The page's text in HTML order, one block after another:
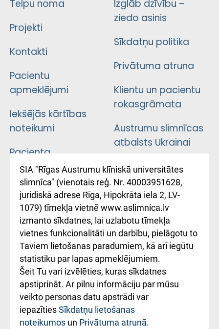
Telpu noma
Projekti
Kontakti
Pacientu
apmeklējumi
Iekšējās kārtības
noteikumi
Pacienta
atsauksmju/sūdzību
iesniegšanas
kārtība
Kā pie mums nokļūt
Rēķinu apmaksas
ceļvedis
Rekvizīti un
ārstniecības
iestādes kods
010000234
Izglāb dzīvību –
ziedo asinis
Sīkdatņu politika
Privātuma atruna
Klientu un pacientu
rokasgrāmata
Austrumu slimnīcas
atbalsts Ukrainai
Підтримка Східної
лікарні та співпраця з
Україною
SIA "Rīgas Austrumu klīniskā universitātes
slimnīca" (vienotais reģ. Nr. 40003951628,
juridiskā adrese Rīga, Hipokrāta iela 2, LV-
1079) tīmekļa vietnē www.aslimnica.lv
izmanto sīkdatnes, lai uzlabotu tīmekļa
vietnes funkcionalitāti un darbību, pielāgotu to
Taviem lietošanas paradumiem, kā arī iegūtu
statistiku par lapas apmeklējumiem.
Šeit Tu vari izvēlēties, kuras sīkdatnes
apstiprināt. Ar pilnu informāciju par mūsu
veikto personas datu apstrādi var
iepazītiesSīkdatņu lietošanas
noteikumos un Privātuma atrunā.